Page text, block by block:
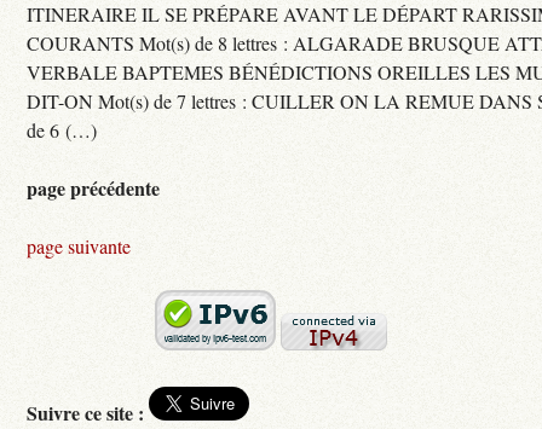
ITINERAIRE IL SE PRÉPARE AVANT LE DÉPART
COURANTS Mot(s) de 8 lettres : ALGARADE BRUSQUE
VERBALE BAPTEMES BÉNÉDICTIONS OREILLES LES
DIT-ON Mot(s) de 7 lettres : CUILLER ON LA REMUE DANS
de 6 (…)
page précédente
page suivante
Suivre ce site :